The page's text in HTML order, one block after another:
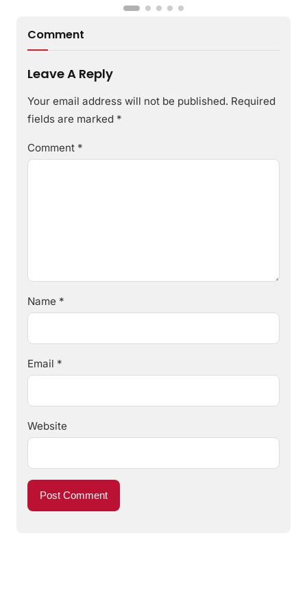
Comment
Leave A Reply
Your email address will not be published. Required
fields are marked *
Comment *
Name *
Email *
Website